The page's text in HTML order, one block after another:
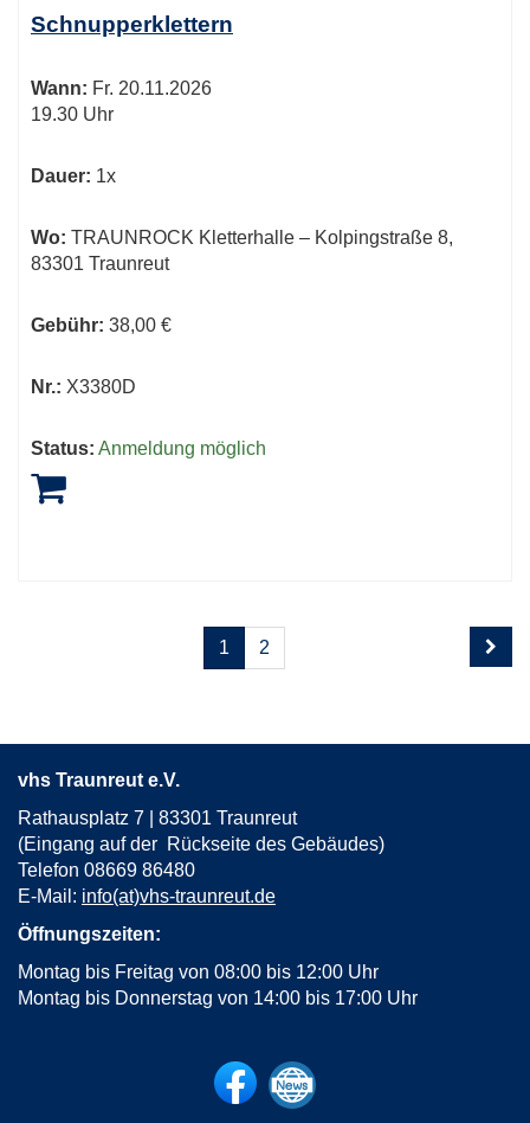
Schnupperklettern
Wann: Fr. 20.11.2026
19.30 Uhr
Dauer: 1x
Wo: TRAUNROCK Kletterhalle – Kolpingstraße 8,
83301 Traunreut
Gebühr: 38,00 €
Nr.: X3380D
Status: Anmeldung möglich
Seiten
blättern
1 2
vhs Traunreut e.V.
Rathausplatz 7 | 83301 Traunreut
(Eingang auf der Rückseite des Gebäudes)
Telefon 08669 86480
E-Mail: info(at)vhs-traunreut.de
Öffnungszeiten:
Montag bis Freitag von 08:00 bis 12:00 Uhr
Montag bis Donnerstag von 14:00 bis 17:00 Uhr